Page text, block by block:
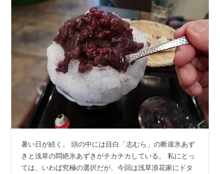
暑い日が続く。 頭の中には目白「志むら」の断崖氷あず
きと浅草の悶絶氷あずきがチカチカしている。 私にとっ
ては、いわば究極の選択だが、今回は浅草浪花家にドタ